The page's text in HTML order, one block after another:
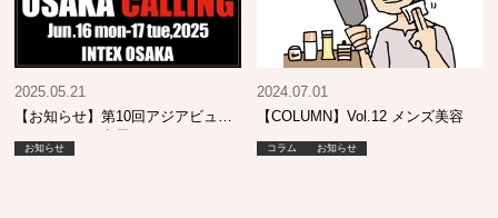
【お知らせ】第10回アジアビュー
ティエキスポ出展について
2025.05.21
お知らせ
【COLUMN】Vol.12 メンズ美容
2024.07.01
コラム お知らせ